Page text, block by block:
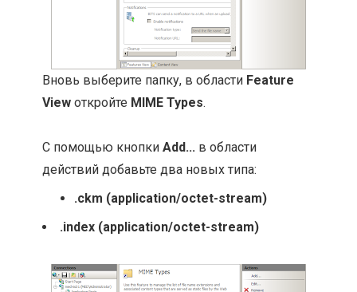
Вновь выберите папку, в области Feature
View откройте MIME Types.
С помощью кнопкиAdd... в области
действий добавьте два новых типа:
.ckm (application/octet-stream)
.index (application/octet-stream)